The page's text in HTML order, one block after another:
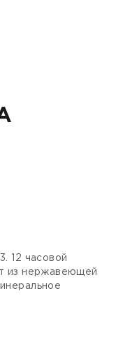
12 часовой
из нержавеющей